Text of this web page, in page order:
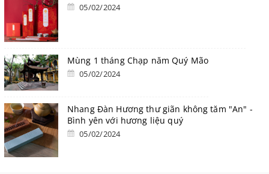
05/02/2024
Mùng 1 tháng Chạp năm Quý Mão
05/02/2024
Nhang Đàn Hương thư giãn không tăm "An" -
Bình yên với hương liệu quý
05/02/2024